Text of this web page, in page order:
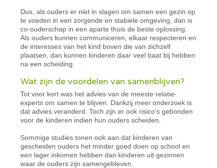
Dus, als ouders er niet in slagen om samen een gezin op
te voeden in een zorgende en stabiele omgeving, dan is
co-ouderschap in een aparte thuis de beste oplossing.
Als ouders kunnen communiceren, elkaar respecteren en
de interesses van het kind boven die van zichzelf
plaatsen, dan kunnen kinderen daar veel baat bij hebben
na een scheiding.
Wat zijn de voordelen van samenblijven?
Tot voor kort was het advies van de meeste relatie-
experts om samen te blijven. Dankzij meer onderzoek is
dat advies veranderd. Toch zijn er ook risico’s gebonden
voor de kinderen indien hun ouders scheiden.
Sommige studies tonen ook aan dat kinderen van
gescheiden ouders het minder goed doen op school en
een lager inkomen hebben dan kinderen uit gezinnen
waar de ouders zijn samengebleven.